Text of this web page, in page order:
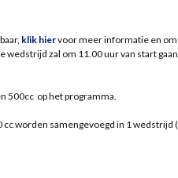
klik hiervoor meer informatie en
wedstrijd zal om 11.00 uur van start
500cc op het programma.
worden samengevoegd in 1 wedstrijd